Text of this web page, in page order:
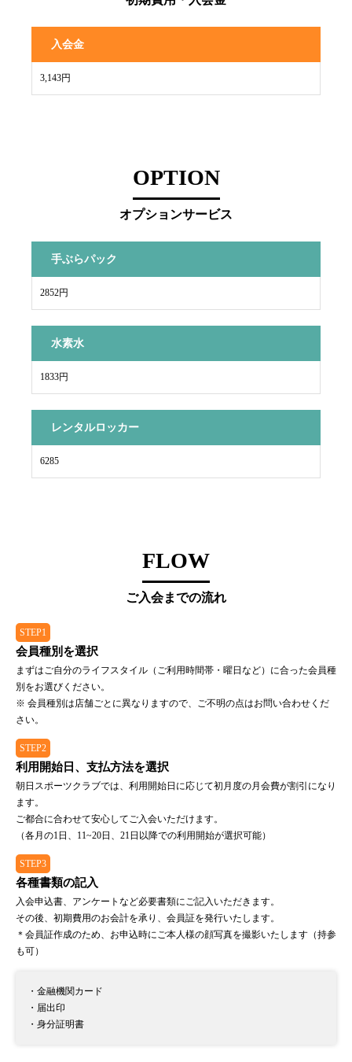
入会金
3,143円
OPTION
オプションサービス
手ぶらパック
2852円
水素水
1833円
レンタルロッカー
6285
FLOW
ご入会までの流れ
STEP1
会員種別を選択
まずはご自分のライフスタイル（ご利用時間帯・曜日など）に合った会員種
別をお選びください。
※ 会員種別は店舗ごとに異なりますので、ご不明の点はお問い合わせくだ
さい。
STEP2
利用開始日、支払方法を選択
朝日スポーツクラブでは、利用開始日に応じて初月度の月会費が割引になり
ます。
ご都合に合わせて安心してご入会いただけます。
（各月の1日、11~20日、21日以降での利用開始が選択可能）
STEP3
各種書類の記入
入会申込書、アンケートなど必要書類にご記入いただきます。
その後、初期費用のお会計を承り、会員証を発行いたします。
＊会員証作成のため、お申込時にご本人様の顔写真を撮影いたします（持参
も可）
・金融機関カード
・届出印
・身分証明書